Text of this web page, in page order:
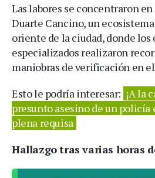
Las labores se concentraron
Duarte Cancino, un
oriente de la ciudad, donde los
especializados realizaron
maniobras de verificación en
Esto le podría interesar: ¡A la
presunto asesino de un policía
plena requisa
Hallazgo tras varias horas